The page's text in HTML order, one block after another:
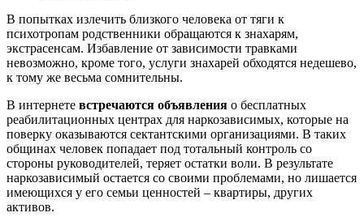
В попытках излечить близкого человека от тяги к
психотропам родственники обращаются к знахарям,
экстрасенсам. Избавление от зависимости травками
невозможно, кроме того, услуги знахарей обходятся недешево,
к тому же весьма сомнительны.
В интернете встречаются объявления о бесплатных
реабилитационных центрах для наркозависимых, которые на
поверку оказываются сектантскими организациями. В таких
общинах человек попадает под тотальный контроль со
стороны руководителей, теряет остатки воли. В результате
наркозависимый остается со своими проблемами, но лишается
имеющихся у его семьи ценностей – квартиры, других
активов.